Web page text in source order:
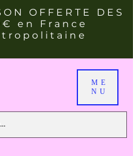
OFFERTE DES
en France
ME
NU